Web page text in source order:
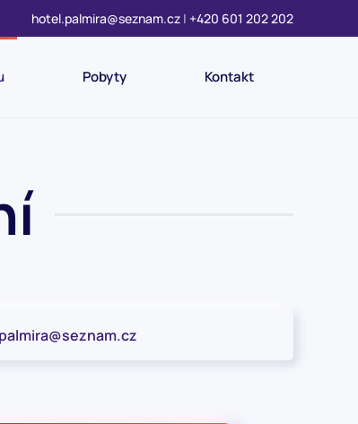
hotel.palmira@seznam.cz | +420 601 202 202
Pobyty Kontakt